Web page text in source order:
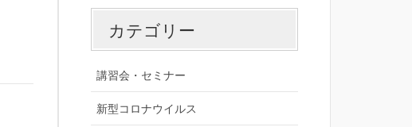
カテゴリー
講習会・セミナー
新型コロナウイルス